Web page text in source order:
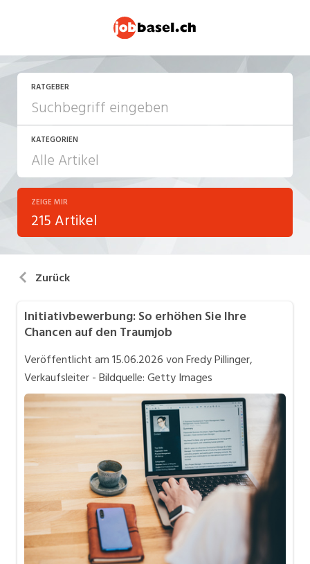
RATGEBER
KATEGORIEN
Arbeitsalltag
Arbeitsrecht
Bewerbung und Karriere
Videos
ZEIGE MIR
215 Artikel
Zurück
Initiativbewerbung: So erhöhen Sie Ihre
Chancen auf den Traumjob
Veröffentlicht am15.06.2026von Fredy Pillinger,
Verkaufsleiter - Bildquelle: Getty Images